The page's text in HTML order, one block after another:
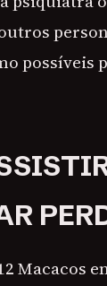
possíveis
Macacos